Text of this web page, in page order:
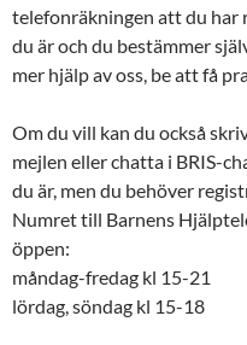
telefonräkningen att du har
du är och du bestämmer
mer hjälp av oss, be att få
Om du vill kan du också
mejlen eller chatta i BRIS-
du är, men du behöver
Numret till Barnens
öppen:
måndag-fredag kl 15-21
lördag, söndag kl 15-18